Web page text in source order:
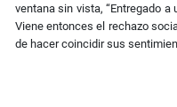
ventana sin vista, “Entregado
Viene entonces el rechazo
de hacer coincidir sus